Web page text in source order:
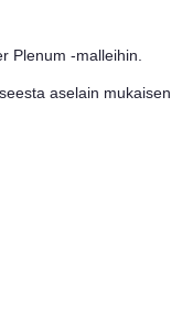
Plenum -malleihin.
aselain mukaisen